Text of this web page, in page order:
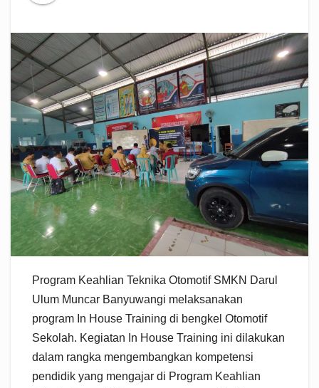
Program Keahlian Teknika Otomotif SMKN Darul
Ulum Muncar Banyuwangi melaksanakan
program In House Training di bengkel Otomotif
Sekolah. Kegiatan In House Training ini dilakukan
dalam rangka mengembangkan kompetensi
pendidik yang mengajar di Program Keahlian